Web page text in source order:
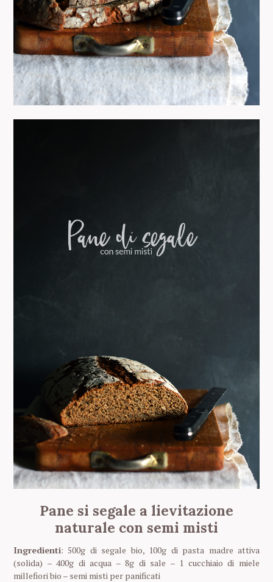
Pane si segale a lievitazione
naturale con semi misti
Ingredienti: 500g di segale bio, 100g di pasta madre attiva
(solida) – 400g di acqua – 8g di sale – 1 cucchiaio di miele
millefiori bio – semi misti per panificati